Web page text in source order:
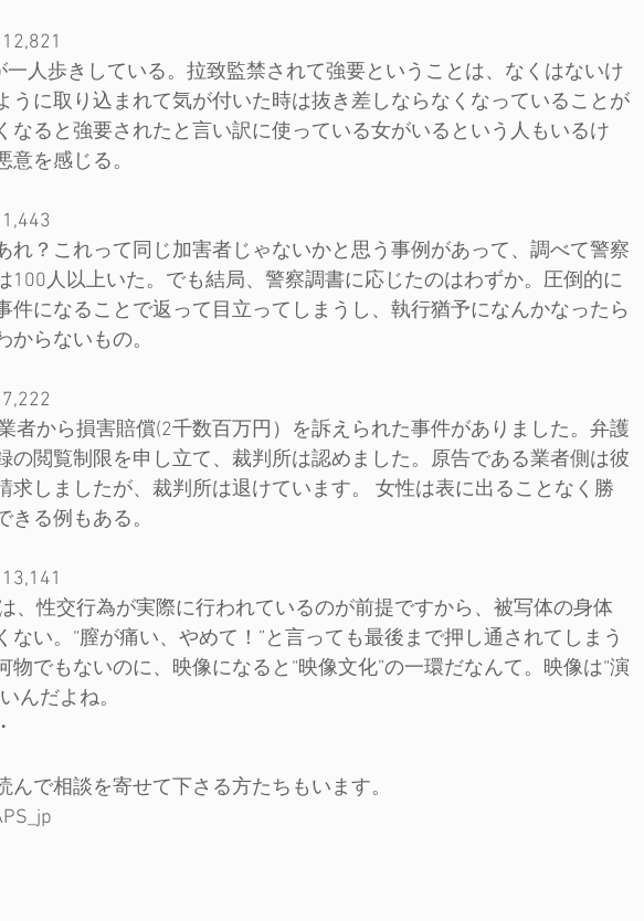
一人歩きしている。拉致監禁されて強要ということは、なくはないけ
うに取り込まれて気が付いた時は抜き差しならなくなっていることが
なると強要されたと言い訳に使っている女がいるという人もいるけ
意を感じる。
れ？これって同じ加害者じゃないかと思う事例があって、調べて警察
100人以上いた。でも結局、警察調書に応じたのはわずか。圧倒的に
件になることで返って目立ってしまうし、執行猶予になんかなったら
からないもの。
者から損害賠償(2千数百万円）を訴えられた事件がありました。弁護
の閲覧制限を申し立て、裁判所は認めました。原告である業者側は彼
求しましたが、裁判所は退けています。 女性は表に出ることなく勝
る例もある。
、性交行為が実際に行われているのが前提ですから、被写体の身体
ない。“膣が痛い、やめて！”と言っても最後まで押し通されてしまう
物でもないのに、映像になると“映像文化”の一環だなんて。映像は“演
んだよね。
んで相談を寄せて下さる方たちもいます。